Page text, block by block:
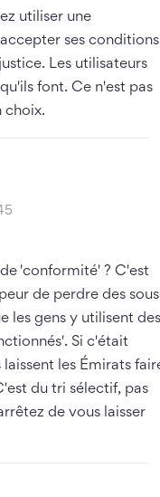
utiliser une
ses
Les utilisateurs
font. Ce n'est pas
choix.
'conformité' ? C'est
de perdre des
les gens y utilisent des
Si c'était
les Émirats
du tri sélectif, pas
de vous laisser